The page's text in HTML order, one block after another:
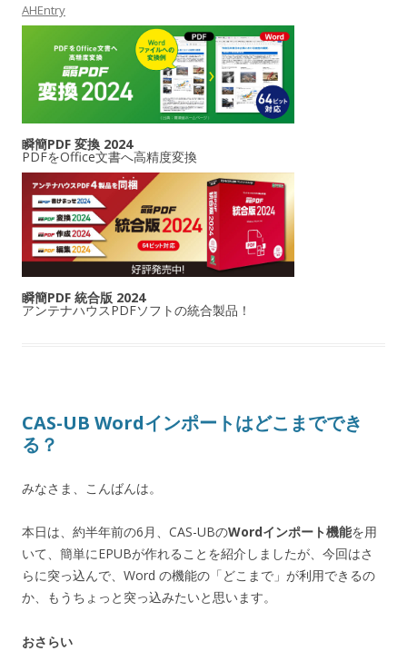
AHEntry
瞬簡PDF 変換 2024
PDFをOffice文書へ高精度変換
瞬簡PDF 統合版 2024
アンテナハウスPDFソフトの統合製品！
CAS-UB Wordインポートはどこまででき
る？
みなさま、こんばんは。
本日は、約半年前の6月、CAS-UBのWordインポート機能を用
いて、簡単にEPUBが作れることを紹介しましたが、今回はさ
らに突っ込んで、Word の機能の「どこまで」が利用できるの
か、もうちょっと突っ込みたいと思います。
おさらい